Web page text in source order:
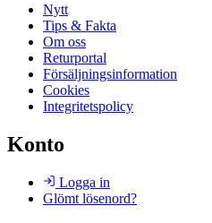
Nytt
Tips & Fakta
Om oss
Returportal
Försäljningsinformation
Cookies
Integritetspolicy
Konto
Logga in
Glömt lösenord?